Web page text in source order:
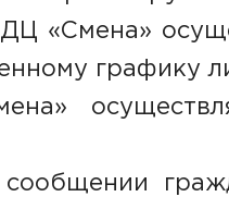
«Смена»
графику